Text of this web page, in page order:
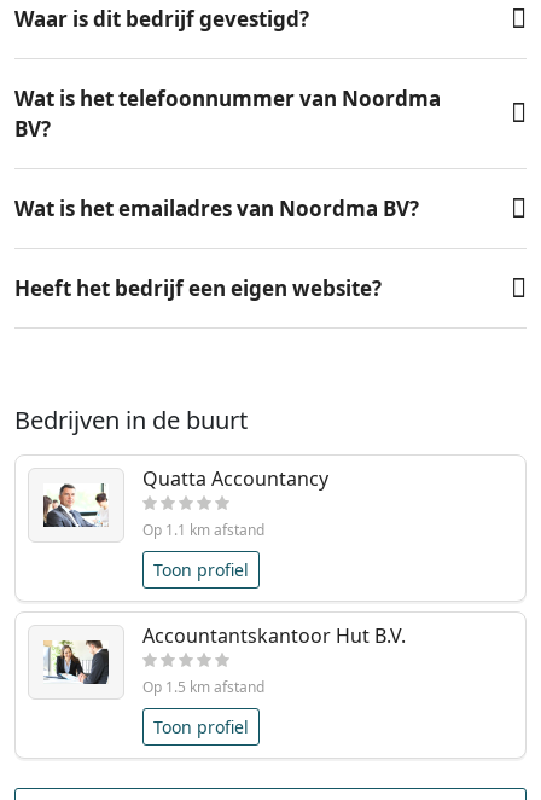
Waar is dit bedrijf gevestigd?
Wat is het telefoonnummer van Noordma
BV?
Wat is het emailadres van Noordma BV?
Heeft het bedrijf een eigen website?
Bedrijven in de buurt
Quatta Accountancy
Op 1.1 km afstand
Toon profiel
Accountantskantoor Hut B.V.
Op 1.5 km afstand
Toon profiel